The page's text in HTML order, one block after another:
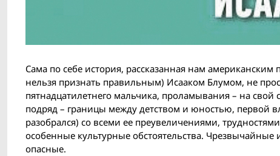
Сама по себе история, рассказанная нам
нельзя признать правильным) Исааком Блумом, не
пятнадцатилетнего мальчика, проламывания – на
подряд – границы между детством и юностью, первой
разобрался) со всеми ее преувеличениями,
особенные культурные обстоятельства.
опасные.